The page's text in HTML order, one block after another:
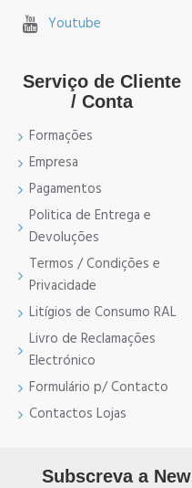
Youtube
Serviço de Cliente
/ Conta
Formações
Empresa
Pagamentos
Politica de Entrega e
Devoluções
Termos / Condições e
Privacidade
Litígios de Consumo RAL
Livro de Reclamações
Electrónico
Formulário p/ Contacto
Contactos Lojas
Subscreva a